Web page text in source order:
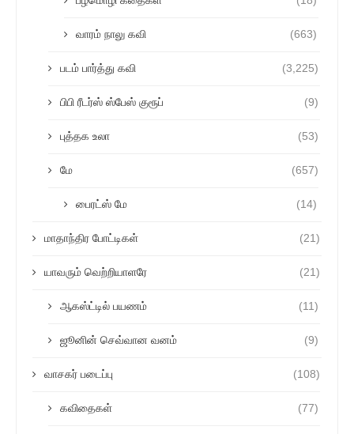
வாரம் நாலு கவி (663)
படம் பார்த்து கவி (3,225)
பிபி ரீடர்ஸ் ஸ்பேஸ் குரூப் (9)
புத்தக உலா (53)
மே (657)
பைரட்ஸ் மே (14)
மாதாந்திர போட்டிகள் (21)
யாவரும் வெற்றியாளரே (21)
ஆகஸ்ட்டில் பயணம் (11)
ஜூனின் செவ்வான வனம் (9)
வாசகர் படைப்பு (108)
கவிதைகள் (77)